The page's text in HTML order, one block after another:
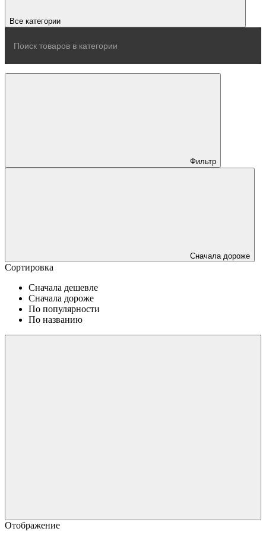
Все категории
Фильтр
Сначала дороже
Сортировка
Сначала дешевле
Сначала дороже
По популярности
По названию
Отображение